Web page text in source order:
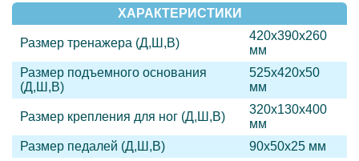
ХАРАКТЕРИСТИКИ
Размер тренажера (Д,Ш,В)
420х390х260
мм
Размер подъемного основания
(Д,Ш,В)
525х420х50
мм
Размер крепления для ног (Д,Ш,В)
320х130х400
мм
Размер педалей (Д,Ш,В)
90х50х25 мм